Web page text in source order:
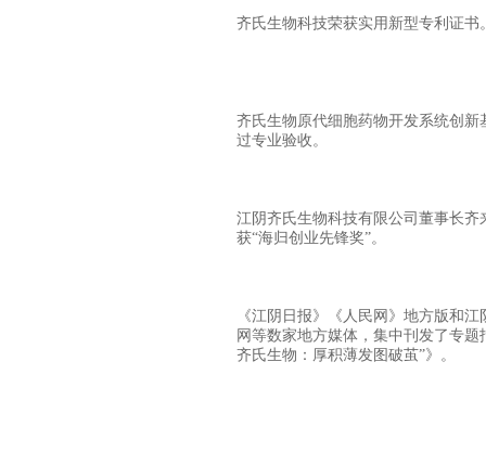
齐氏生物科技荣获实用新型专利证书
齐氏生物原代细胞药物开发系统创新
过专业验收。
江阴齐氏生物科技有限公司董事长齐
获“海归创业先锋奖”。
《江阴日报》《人民网》地方版和江
网等数家地方媒体，集中刊发了专题
齐氏生物：厚积薄发图破茧”》。